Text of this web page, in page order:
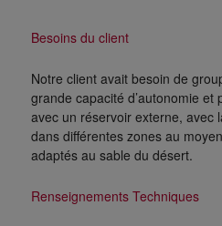
Besoins du client
Notre client avait besoin de
grande capacité d’autonomie
avec un réservoir externe, avec
dans différentes zones au
adaptés au sable du désert.
Renseignements Techniques